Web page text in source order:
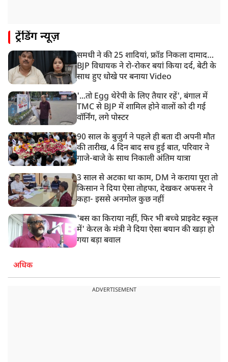
PM मोदी को आया अमेरिकी उपराष्ट्रपति जेडी वेंस का फोन,
8:23 AM
रांची: छात्रों और झारखंड सरकार के बीच आज होगी तीसरे दौर
की बातचीत
ट्रेंडिंग न्यूज़
समधी ने की 25 शादियां, फ्रॉड निकला दामाद…
BJP विधायक ने रो-रोकर बयां किया दर्द, बेटी के
साथ हुए धोखे पर बनाया Video
'...तो Egg थेरेपी के लिए तैयार रहें', बंगाल में
TMC से BJP में शामिल होने वालों को दी गई
वॉर्निंग, लगे पोस्टर
90 साल के बुजुर्ग ने पहले ही बता दी अपनी मौत
की तारीख, 4 दिन बाद सच हुई बात, परिवार ने
गाजे-बाजे के साथ निकाली अंतिम यात्रा
3 साल से अटका था काम, DM ने कराया पूरा तो
किसान ने दिया ऐसा तोहफा, देखकर अफसर ने
कहा- इससे अनमोल कुछ नहीं
'बस का किराया नहीं, फिर भी बच्चे प्राइवेट स्कूल
में' केरल के मंत्री ने दिया ऐसा बयान की खड़ा हो
गया बड़ा बवाल
अधिक
ADVERTISEMENT